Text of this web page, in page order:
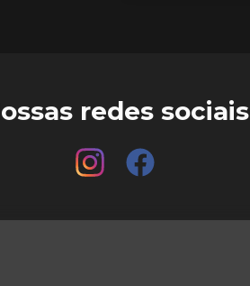
redes sociais